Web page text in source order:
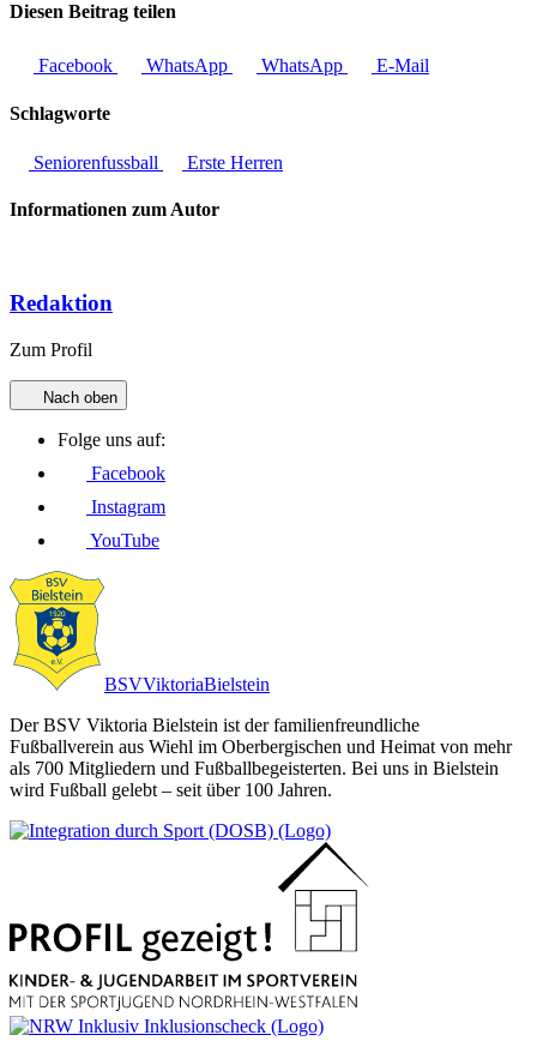
Diesen Beitrag teilen
Facebook WhatsApp WhatsApp E-Mail
Schlagworte
Seniorenfussball Erste Herren
Informationen zum Autor
Redaktion
Zum Profil
Nach oben
Folge uns auf:
Facebook
Instagram
YouTube
BSVViktoriaBielstein
Der BSV Viktoria Bielstein ist der familienfreundliche
Fußballverein aus Wiehl im Oberbergischen und Heimat von mehr
als 700 Mitgliedern und Fußballbegeisterten. Bei uns in Bielstein
wird Fußball gelebt – seit über 100 Jahren.